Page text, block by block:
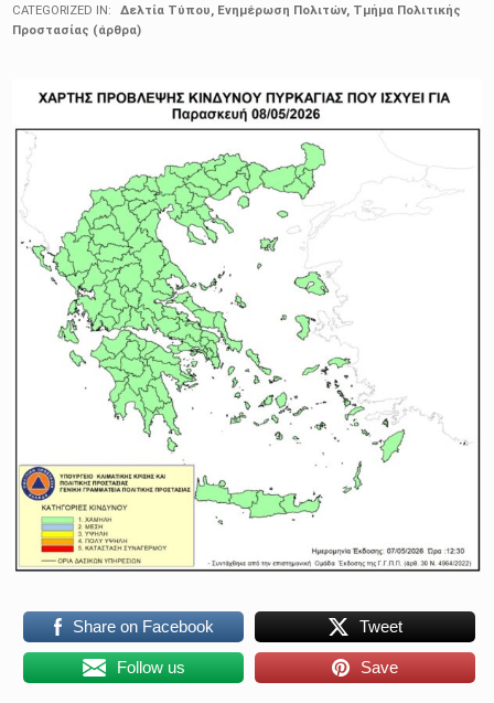
CATEGORIZED IN:
Δελτία Τύπου Ενημέρωση Πολιτών, Τμήμα Πολιτικής
Προστασίας (άρθρα)
Share on Facebook Tweet
Follow us Save